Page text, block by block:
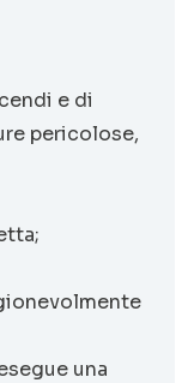
e di
pericolose,
una